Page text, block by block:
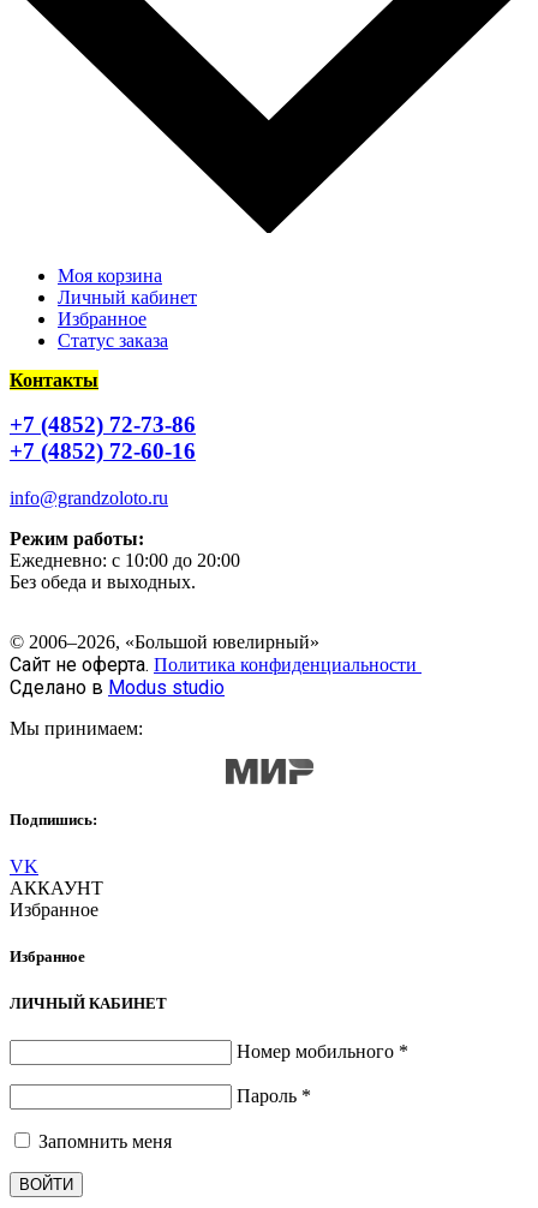
Моя корзина
Личный кабинет
Избранное
Статус заказа
Контакты
+7 (4852) 72-73-86
+7 (4852) 72-60-16
info@grandzoloto.ru
Режим работы:
Ежедневно: с 10:00 до 20:00
Без обеда и выходных.
© 2006–2026, «Большой ювелирный»
Сайт не оферта. Политика конфиденциальности
Сделано в Modus studio
Мы принимаем:
Подпишись:
VK
АККАУНТ
Избранное
Избранное
ЛИЧНЫЙ КАБИНЕТ
Номер мобильного *
Пароль *
Запомнить меня
ВОЙТИ